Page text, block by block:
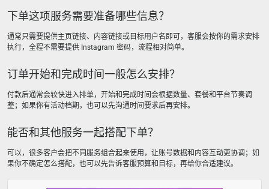
下单这项服务需要准备哪些信息？
通常只需要提供主页链接、内容链接或目标用户名即可，客服会按你的需求安排
执行，全程不需要提供 Instagram 密码，流程相对简单。
订单开始和完成时间一般怎么安排？
付款后通常会较快进入排单，开始和完成时间会根据数量、套餐和平台节奏调
整；如果你有活动档期，也可以先沟通时间要求后再安排。
能否和其他服务一起搭配下单？
可以，很多客户会把不同服务组合起来使用，让账号数据和内容互动更协调；如
果你不确定怎么搭配，也可以先告诉客服预算和目标，再给你合适建议。